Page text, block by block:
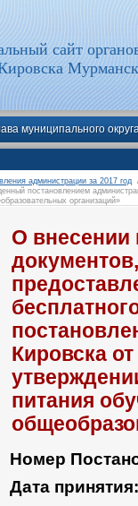
сайт
муниципального
администрации за 2017 год
постановлением
организаций»
О внесении
Кировска
питания
Номер
Дата